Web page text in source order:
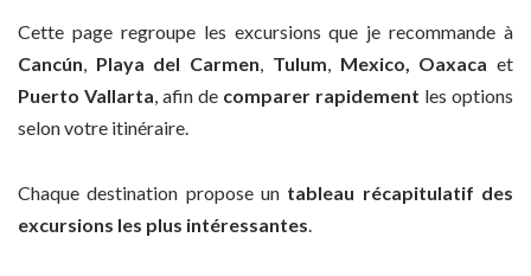
Cette page regroupe les excursions que je recommande à
Cancún, Playa del Carmen, Tulum, Mexico, Oaxaca et
Puerto Vallarta, afin de comparer rapidement les options
selon votre itinéraire.
Chaque destination propose un tableau récapitulatif des
excursions les plus intéressantes.